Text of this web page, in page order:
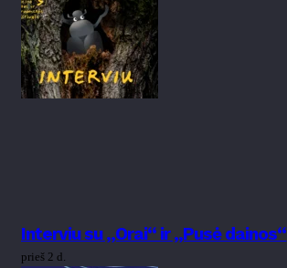
Interviu su „Orai“ ir „Pusė dainos“
prieš 2 d.